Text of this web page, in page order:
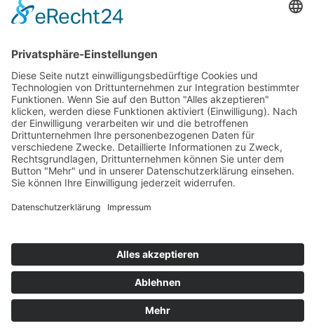
Zahlung und Versand